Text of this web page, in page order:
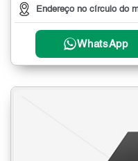
Endereço no círculo do
WhatsApp